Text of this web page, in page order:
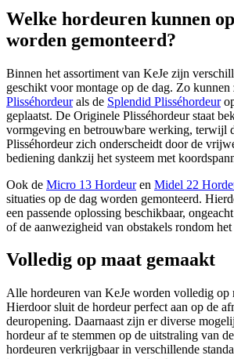
Welke hordeuren kunnen
worden gemonteerd?
Binnen het assortiment van KeJe zijn
geschikt voor montage op de dag. Zo kunnen
Plisséhordeurals de Splendid Plisséhordeur
geplaatst. De Originele Plisséhordeur staat
vormgeving en betrouwbare werking, terwijl
Plisséhordeur zich onderscheidt door de
bediening dankzij het systeem met
Ook de Micro 13 Hordeuren Midel 22
situaties op de dag worden gemonteerd.
een passende oplossing beschikbaar,
of de aanwezigheid van obstakels rondom
Volledig op maat gemaakt
Alle hordeuren van KeJe worden volledig op
Hierdoor sluit de hordeur perfect aan op de
deuropening. Daarnaast zijn er diverse
hordeur af te stemmen op de uitstraling van
hordeuren verkrijgbaar in verschillende